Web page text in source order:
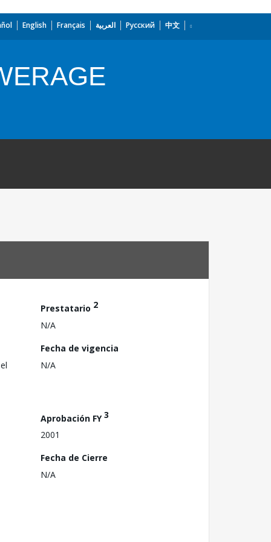
English Français العربية Русский 中文
Prestatario 2
N/A
Fecha de vigencia
N/A
Aprobación FY3
2001
Fecha de Cierre
N/A